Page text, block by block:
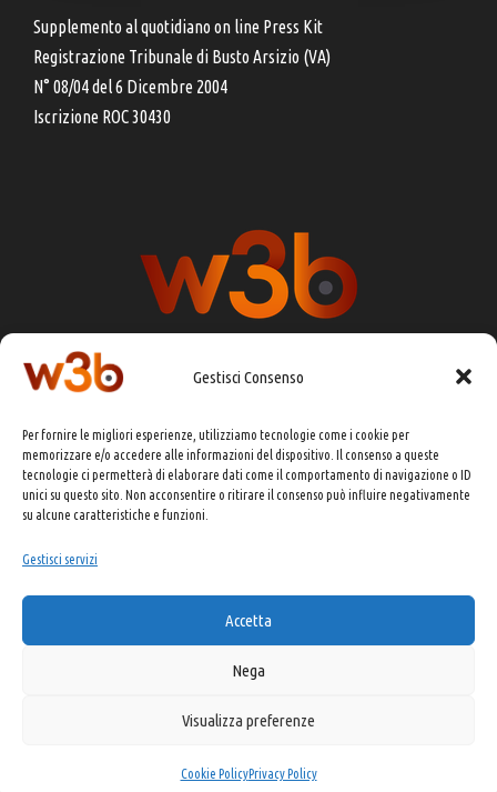
Gestisci Consenso
Per fornire le migliori esperienze, utilizziamo tecnologie come i cookie per
memorizzare e/o accedere alle informazioni del dispositivo. Il consenso a queste
tecnologie ci permetterà di elaborare dati come il comportamento di navigazione o ID
unici su questo sito. Non acconsentire o ritirare il consenso può influire negativamente
su alcune caratteristiche e funzioni.
Gestisci servizi
Accetta
Nega
Visualizza preferenze
Cookie PolicyPrivacy Policy
Supplemento al quotidiano on line Press Kit
Registrazione Tribunale di Busto Arsizio (VA)
N° 08/04 del 6 Dicembre 2004
Iscrizione ROC 30430
DIRETTORE RESPONSABILE:
CHIARA PORTA
REDAZIONE & GRAFICA:EOIPSO.IT
EDITORE:EOIPSO.IT
CONTATTI:redazione@presskit.it
COPYRIGHT 2025 EO IPSO SRL
PRIVACY POLICY&COOKIE POLICY
Made with ❤️ and ☕ by Kitsune USA